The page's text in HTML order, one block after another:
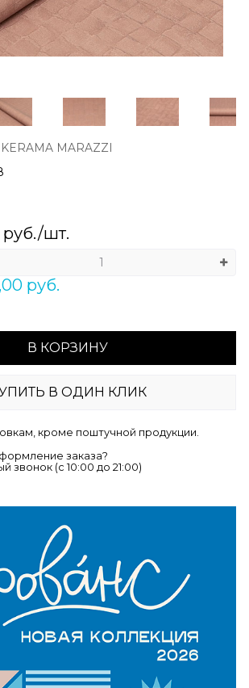
KERAMA MARAZZI
руб./шт.
руб.
В КОРЗИНУ
В ОДИН КЛИК
кроме поштучной продукции.
заказа?
звонок (c 10:00 до 21:00)